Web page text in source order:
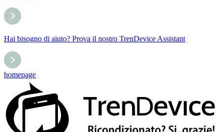
Hai bisogno di aiuto? Prova il nostro TrenDevice Assistant
homepage